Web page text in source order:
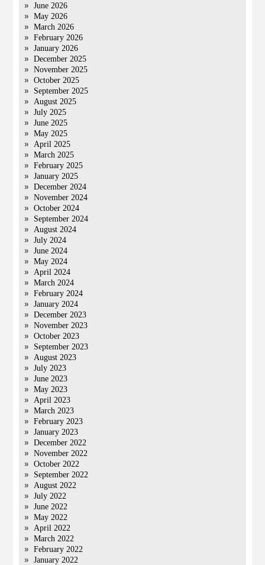
June 2026
May 2026
March 2026
February 2026
January 2026
December 2025
November 2025
October 2025
September 2025
August 2025
July 2025
June 2025
May 2025
April 2025
March 2025
February 2025
January 2025
December 2024
November 2024
October 2024
September 2024
August 2024
July 2024
June 2024
May 2024
April 2024
March 2024
February 2024
January 2024
December 2023
November 2023
October 2023
September 2023
August 2023
July 2023
June 2023
May 2023
April 2023
March 2023
February 2023
January 2023
December 2022
November 2022
October 2022
September 2022
August 2022
July 2022
June 2022
May 2022
April 2022
March 2022
February 2022
January 2022